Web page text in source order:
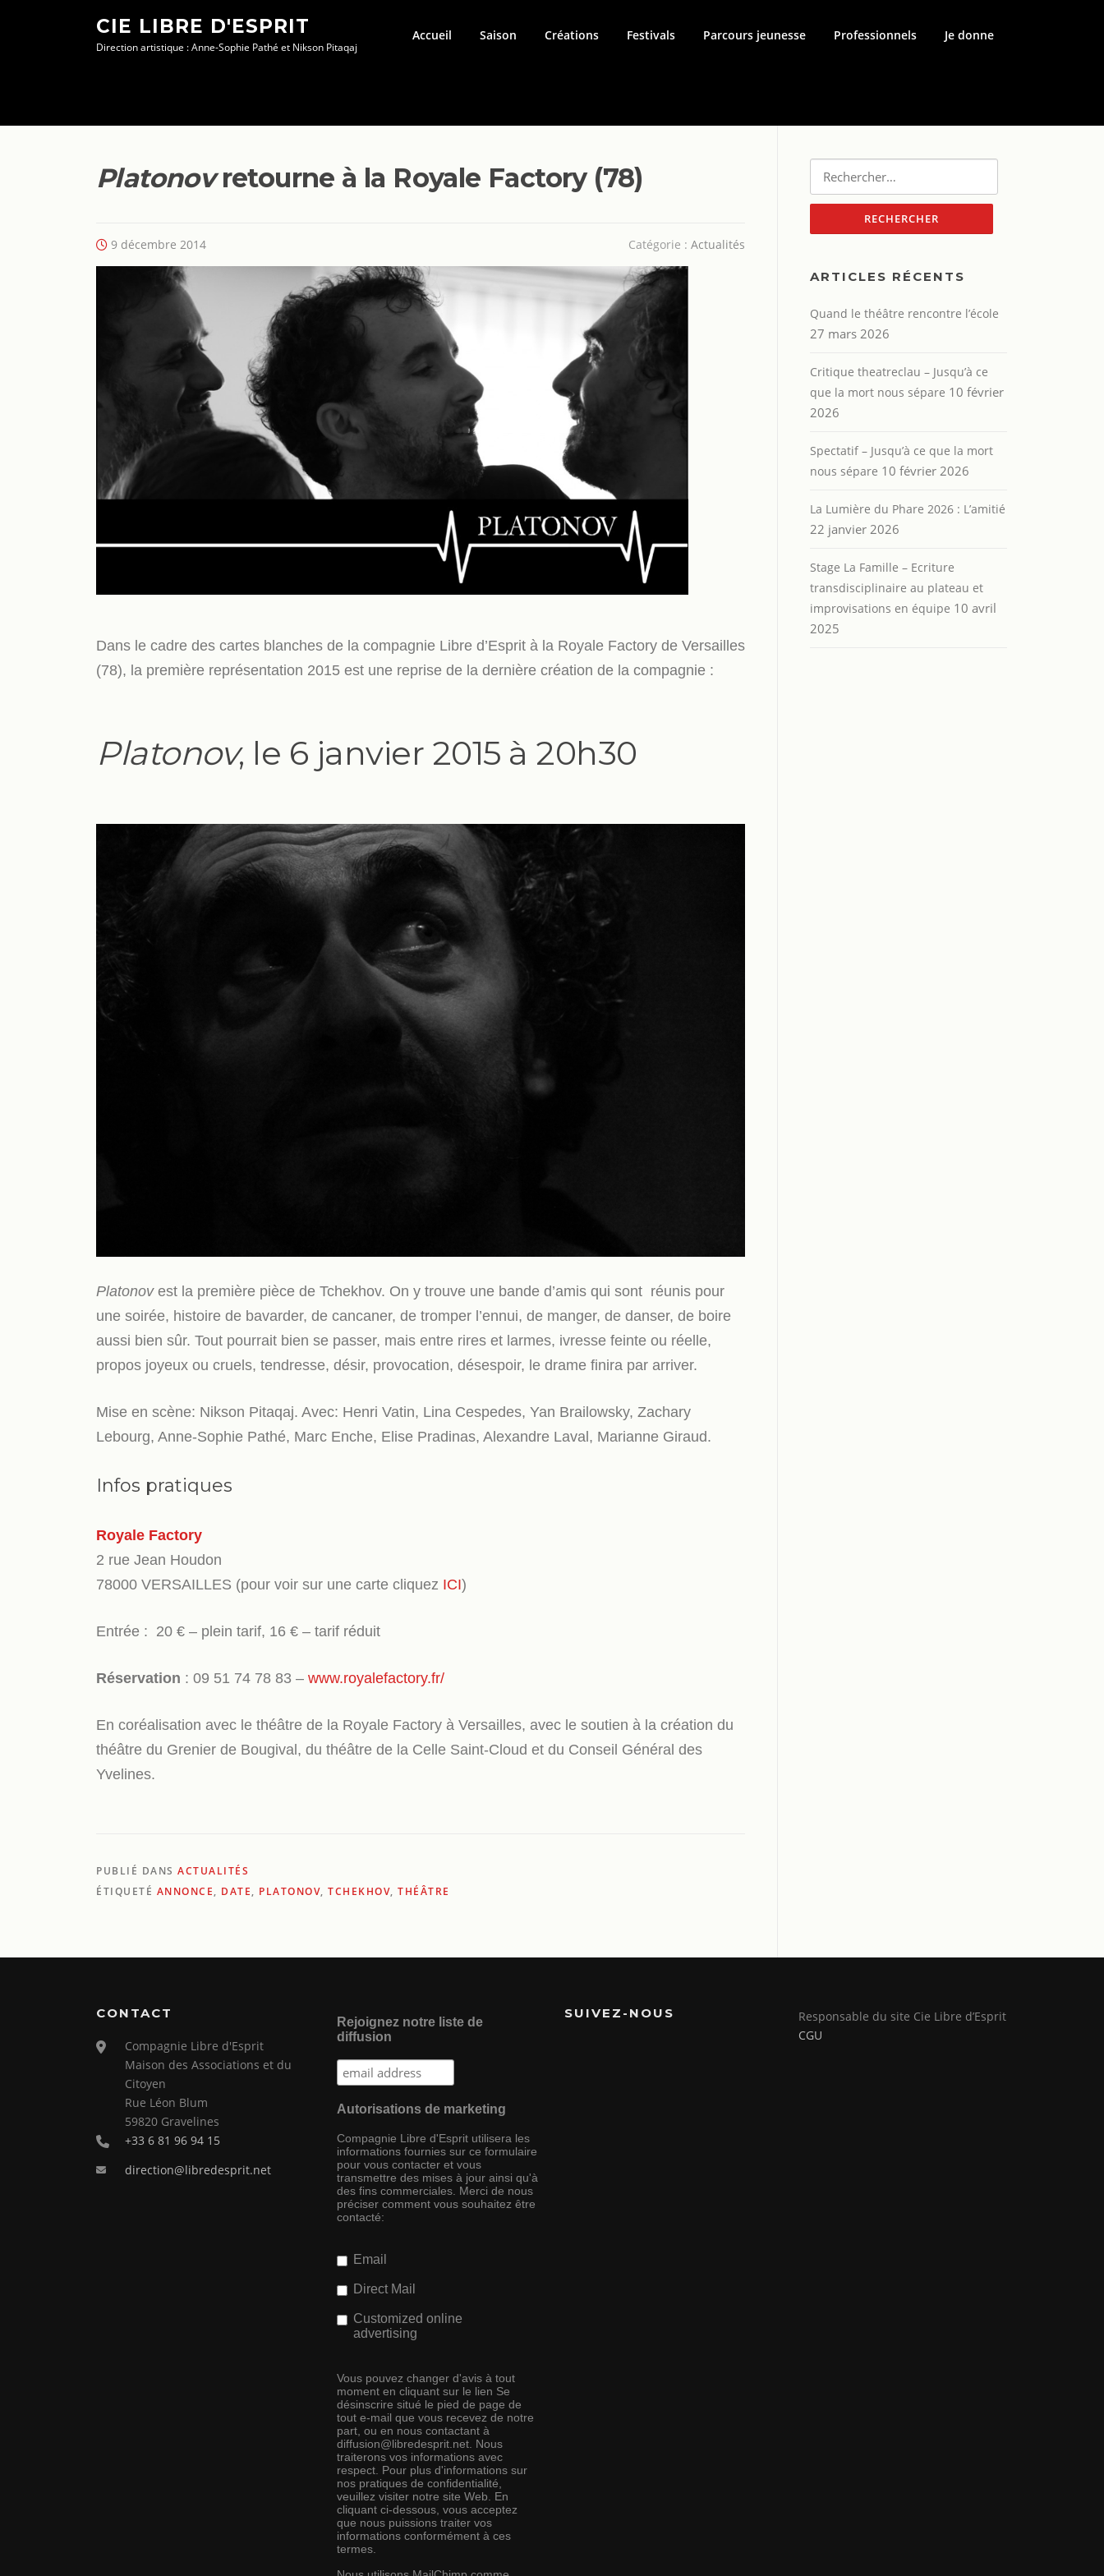
CIE LIBRE D'ESPRIT
Direction artistique : Anne-Sophie Pathé et Nikson Pitaqaj
Accueil Saison Créations Festivals Parcours jeunesse Professionnels Je donne
Platonovretourne à la Royale Factory (78)
9 décembre 2014 Catégorie : Actualités
Dans le cadre des cartes blanches de la compagnie Libre d’Esprit à la Royale Factory de Versailles
(78), la première représentation 2015 est une reprise de la dernière création de la compagnie :
Platonov, le 6 janvier 2015 à 20h30
Platonovest la première pièce de Tchekhov. On y trouve une bande d’amis qui sont réunis pour
une soirée, histoire de bavarder, de cancaner, de tromper l’ennui, de manger, de danser, de boire
aussi bien sûr. Tout pourrait bien se passer, mais entre rires et larmes, ivresse feinte ou réelle,
propos joyeux ou cruels, tendresse, désir, provocation, désespoir, le drame finira par arriver.
Mise en scène: Nikson Pitaqaj. Avec: Henri Vatin, Lina Cespedes, Yan Brailowsky, Zachary
Lebourg, Anne-Sophie Pathé, Marc Enche, Elise Pradinas, Alexandre Laval, Marianne Giraud.
Infos pratiques
Royale Factory
2 rue Jean Houdon
78000 VERSAILLES (pour voir sur une carte cliquez ICI)
Entrée : 20 € – plein tarif, 16 € – tarif réduit
Réservation : 09 51 74 78 83 – www.royalefactory.fr/
En coréalisation avec le théâtre de la Royale Factory à Versailles, avec le soutien à la création du
théâtre du Grenier de Bougival, du théâtre de la Celle Saint-Cloud et du Conseil Général des
Yvelines.
PUBLIÉ DANS ACTUALITÉS
ÉTIQUETÉ ANNONCE, DATE, PLATONOV, TCHEKHOV, THÉÂTRE
Rechercher :
ARTICLES RÉCENTS
Quand le théâtre rencontre l’école
27 mars 2026
Critique theatreclau – Jusqu’à ce
que la mort nous sépare 10 février
2026
Spectatif – Jusqu’à ce que la mort
nous sépare 10 février 2026
La Lumière du Phare 2026 : L’amitié
22 janvier 2026
Stage La Famille – Ecriture
transdisciplinaire au plateau et
improvisations en équipe 10 avril
2025
CONTACT
Compagnie Libre d'Esprit
Maison des Associations et du
Citoyen
Rue Léon Blum
59820 Gravelines
+33 6 81 96 94 15
direction@libredesprit.net
Rejoignez notre liste de
diffusion
Autorisations de marketing
Compagnie Libre d'Esprit utilisera les
informations fournies sur ce formulaire
pour vous contacter et vous
transmettre des mises à jour ainsi qu'à
des fins commerciales. Merci de nous
préciser comment vous souhaitez être
contacté:
Email
Direct Mail
Customized online
advertising
Vous pouvez changer d'avis à tout
moment en cliquant sur le lien Se
désinscrire situé le pied de page de
tout e-mail que vous recevez de notre
part, ou en nous contactant à
diffusion@libredesprit.net. Nous
traiterons vos informations avec
respect. Pour plus d'informations sur
nos pratiques de confidentialité,
veuillez visiter notre site Web. En
cliquant ci-dessous, vous acceptez
que nous puissions traiter vos
informations conformément à ces
termes.
SUIVEZ-NOUS
Responsable du site Cie Libre d’Esprit
CGU